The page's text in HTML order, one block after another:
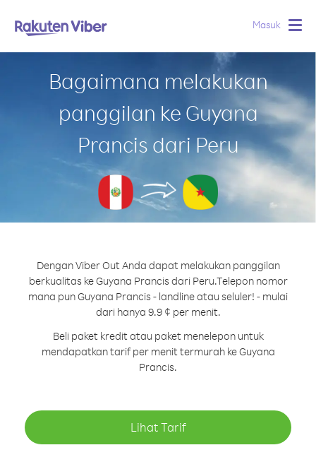
Masuk
Bagaimana melakukan
panggilan ke Guyana
Prancis dari Peru
Dengan Viber Out Anda dapat melakukan panggilan
berkualitas ke Guyana Prancis dari Peru.Telepon nomor
mana pun Guyana Prancis - landline atau seluler! - mulai
dari hanya 9.9 ¢ per menit.
Beli paket kredit atau paket menelepon untuk
mendapatkan tarif per menit termurah ke Guyana
Prancis.
Lihat Tarif